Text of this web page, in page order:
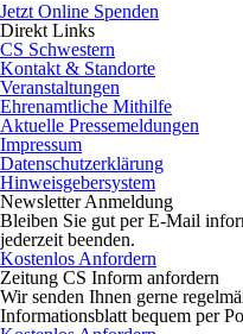
Jetzt Online Spenden
Direkt Links
CS Schwestern
Kontakt & Standorte
Veranstaltungen
Ehrenamtliche Mithilfe
Aktuelle Pressemeldungen
Impressum
Datenschutzerklärung
Hinweisgebersystem
NewsletterAnmeldung
Bleiben Sie gut per E-Mail
jederzeit beenden.
Kostenlos Anfordern
Zeitung CS Inform anfordern
Wir senden Ihnen gerne
Informationsblatt bequem per